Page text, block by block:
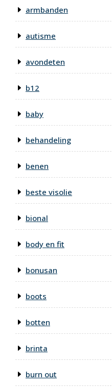
armbanden
autisme
avondeten
b12
baby
behandeling
benen
beste visolie
bional
body en fit
bonusan
boots
botten
brinta
burn out